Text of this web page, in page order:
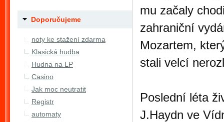
mu začaly
zahraniční
Mozartem,
stali velcí
Poslední léta
J.Haydn ve
Doporučujeme
noty ke stažení zdarma
Klasická hudba
Hudna na LP
Casino
Jak moc neutratit
Registr
automaty